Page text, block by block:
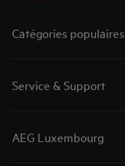
Catégories populaires
Service & Support
AEG Luxembourg